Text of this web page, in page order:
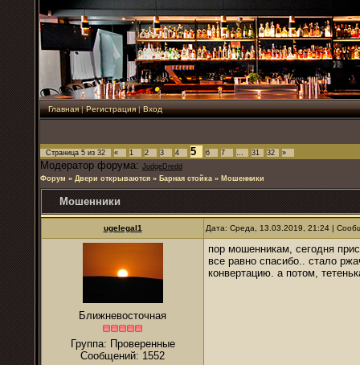
Главная|Регистрация|Вход
Страница 5 из 32 « 1 2 3 4 5 6 7 … 31 32 »
Модератор форума: JudgeDredd
Форум » Двери открываются » Барная стойка » Мошенники
Мошенники
ugelegal1 Дата: Среда, 13.03.2019, 21:24 |
Ближневосточная
Группа: Проверенные
Сообщений: 1552
пор мошенникам, сегодня
все равно спасибо.. стало
конвертацию. а потом,